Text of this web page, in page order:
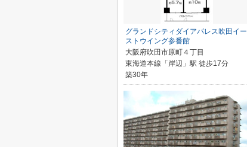
グランドシティダイアパレス吹田イー
ストウイング参番館
大阪府吹田市原町４丁目
東海道本線「岸辺」駅 徒歩17分
築30年